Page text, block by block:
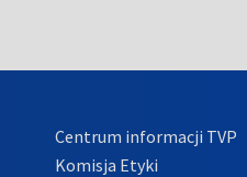
Centrum informacji TVP
Komisja Etyki